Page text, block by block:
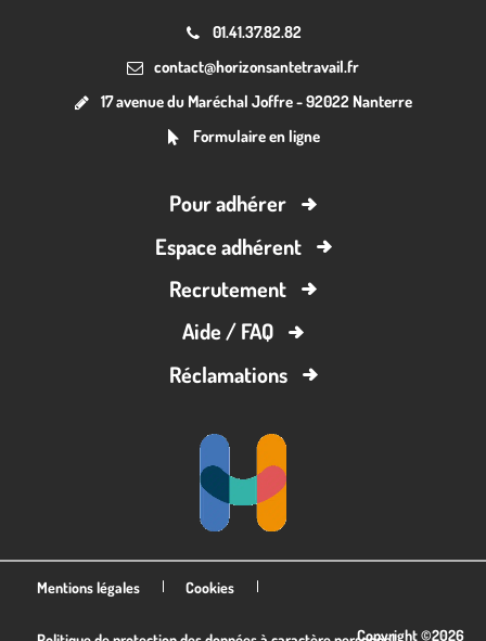
01.41.37.82.82
contact@horizonsantetravail.fr
17 avenue du Maréchal Joffre - 92022 Nanterre
Formulaire en ligne
Pour adhérer
Espace adhérent
Recrutement
Aide / FAQ
Réclamations
Mentions légales Cookies
Copyright ©2026